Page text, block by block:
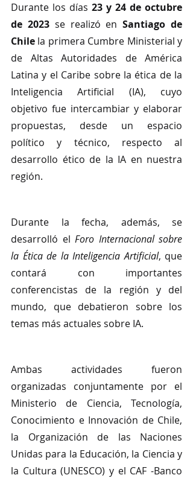
Durante los días 23 y 24 de octubre
de 2023 se realizó en Santiago de
Chile la primera Cumbre Ministerial y
de Altas Autoridades de América
Latina y el Caribe sobre la ética de la
Inteligencia Artificial (IA), cuyo
objetivo fue intercambiar y elaborar
propuestas, desde un espacio
político y técnico, respecto al
desarrollo ético de la IA en nuestra
región.
Durante la fecha, además, se
desarrolló el Foro Internacional sobre
la Ética de la Inteligencia Artificial, que
contará con importantes
conferencistas de la región y del
mundo, que debatieron sobre los
temas más actuales sobre IA.
Ambas actividades fueron
organizadas conjuntamente por el
Ministerio de Ciencia, Tecnología,
Conocimiento e Innovación de Chile,
la Organización de las Naciones
Unidas para la Educación, la Ciencia y
la Cultura (UNESCO) y el CAF -Banco